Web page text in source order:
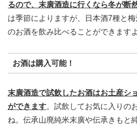
るので、末廣酒造に行くなら冬が断
は季節によりますが、日本酒7種と
のお酒を飲み比べることができますよ
お酒は購入可能！
末廣酒造で試飲したお酒はお土産シ
ができます。試飲してお気に入りの
ね。伝承山廃純米末廣や伝承きもと